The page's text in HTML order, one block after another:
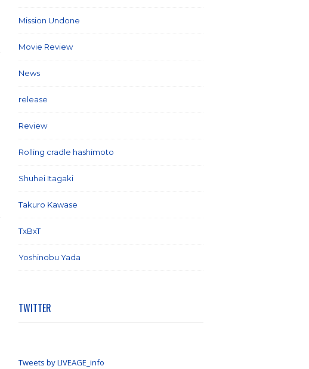
Mission Undone
Movie Review
News
release
Review
Rolling cradle hashimoto
Shuhei Itagaki
Takuro Kawase
TxBxT
Yoshinobu Yada
TWITTER
Tweets by LIVEAGE_info